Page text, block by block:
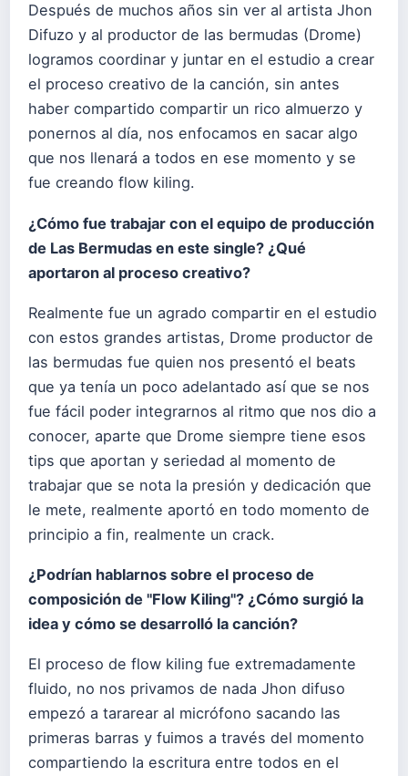
Después de muchos años sin ver al artista Jhon
Difuzo y al productor de las bermudas (Drome)
logramos coordinar y juntar en el estudio a crear
el proceso creativo de la canción, sin antes
haber compartido compartir un rico almuerzo y
ponernos al día, nos enfocamos en sacar algo
que nos llenará a todos en ese momento y se
fue creando flow kiling.
¿Cómo fue trabajar con el equipo de producción
de Las Bermudas en este single? ¿Qué
aportaron al proceso creativo?
Realmente fue un agrado compartir en el estudio
con estos grandes artistas, Drome productor de
las bermudas fue quien nos presentó el beats
que ya tenía un poco adelantado así que se nos
fue fácil poder integrarnos al ritmo que nos dio a
conocer, aparte que Drome siempre tiene esos
tips que aportan y seriedad al momento de
trabajar que se nota la presión y dedicación que
le mete, realmente aportó en todo momento de
principio a fin, realmente un crack.
¿Podrían hablarnos sobre el proceso de
composición de "Flow Kiling"? ¿Cómo surgió la
idea y cómo se desarrolló la canción?
El proceso de flow kiling fue extremadamente
fluido, no nos privamos de nada Jhon difuso
empezó a tararear al micrófono sacando las
primeras barras y fuimos a través del momento
compartiendo la escritura entre todos en el